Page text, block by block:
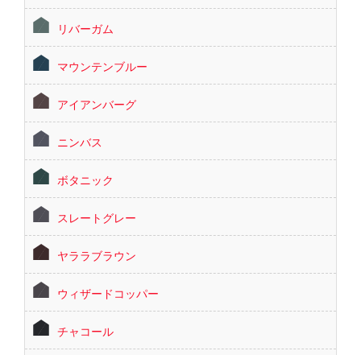
リバーガム
マウンテンブルー
アイアンバーグ
ニンバス
ボタニック
スレートグレー
ヤララブラウン
ウィザードコッパー
チャコール